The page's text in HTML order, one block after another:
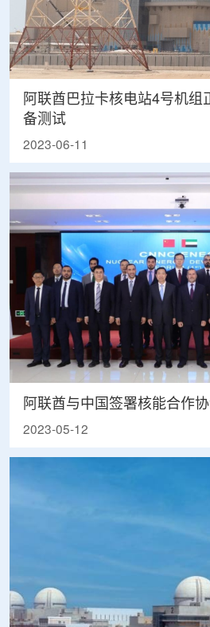
阿联酋巴拉卡核电站4号机组
备测试
2023-06-11
阿联酋与中国签署核能合作
2023-05-12